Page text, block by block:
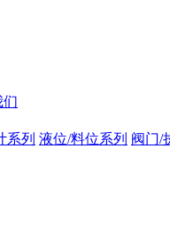
们
系列 液位/料位系列 阀门/